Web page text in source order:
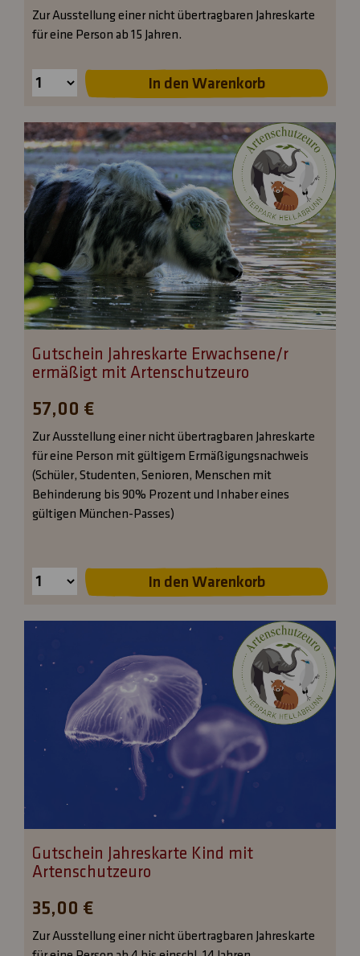
Zur Ausstellung einer nicht übertragbaren Jahreskarte
für eine Person ab 15 Jahren.
57,00 €
Gutschein Jahreskarte Erwachsene/r
ermäßigt mit Artenschutzeuro
Zur Ausstellung einer nicht übertragbaren Jahreskarte
für eine Person mit gültigem Ermäßigungsnachweis
(Schüler, Studenten, Senioren, Menschen mit
Behinderung bis 90% Prozent und Inhaber eines
gültigen München-Passes)
35,00 €
Gutschein Jahreskarte Kind mit
Artenschutzeuro
Zur Ausstellung einer nicht übertragbaren Jahreskarte